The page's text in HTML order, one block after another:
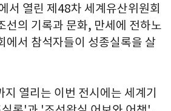
서 열린 제48차 세계유산위원회
선의 기록과 문화, 만세에 전하노
에서 참석자들이 성종실록을 살
열리는 이번 전시에는 세계기